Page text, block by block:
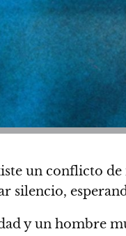
un conflicto de
y un hombre